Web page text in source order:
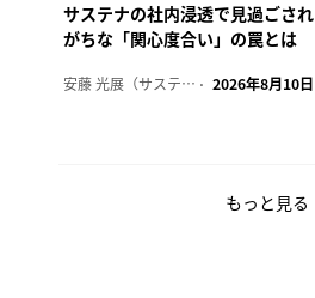
サステナの社内浸透で見過ごされ
がちな「関心度合い」の罠とは
安藤 光展（サステナビリティ・コンサルタント） 2026年8月10日
もっと見る